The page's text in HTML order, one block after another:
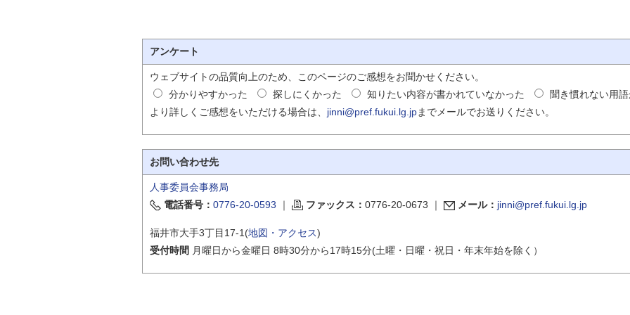
アンケート
ウェブサイトの品質向上のため、このページのご感想をお聞かせください。
分かりやすかった
探しにくかった 知りたい内容が書かれていなかった
聞き慣れない用
より詳しくご感想をいただける場合は、 jinni@pref.fukui.lg.jpまでメールでお送りください。
お問い合わせ先
人事委員会事務局
電話番号： 0776-20-0593 ｜ ファックス： 0776-20-0673 ｜ メール： jinni@pref.fukui.lg.jp
福井市大手3丁目17-1(地図・アクセス)
受付時間 月曜日から金曜日 8時30分から17時15分(土曜・日曜・祝日・年末年始を除く）